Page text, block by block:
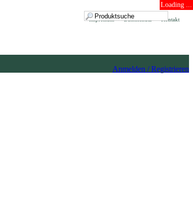
Loading ...
Kontakt
Datenschutz
Impressum
Anmelden / Registrieren